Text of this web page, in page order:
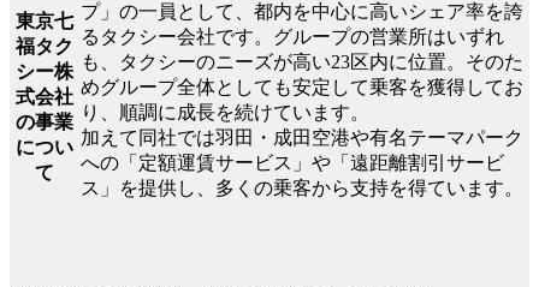
東京七
福タク
シー株
式会社
の事業
につい
て
プ」の一員として、都内を中心に高いシェア率を誇
るタクシー会社です。グループの営業所はいずれ
も、タクシーのニーズが高い23区内に位置。そのた
めグループ全体としても安定して乗客を獲得してお
り、順調に成長を続けています。
加えて同社では羽田・成田空港や有名テーマパーク
への「定額運賃サービス」や「遠距離割引サービ
ス」を提供し、多くの乗客から支持を得ています。